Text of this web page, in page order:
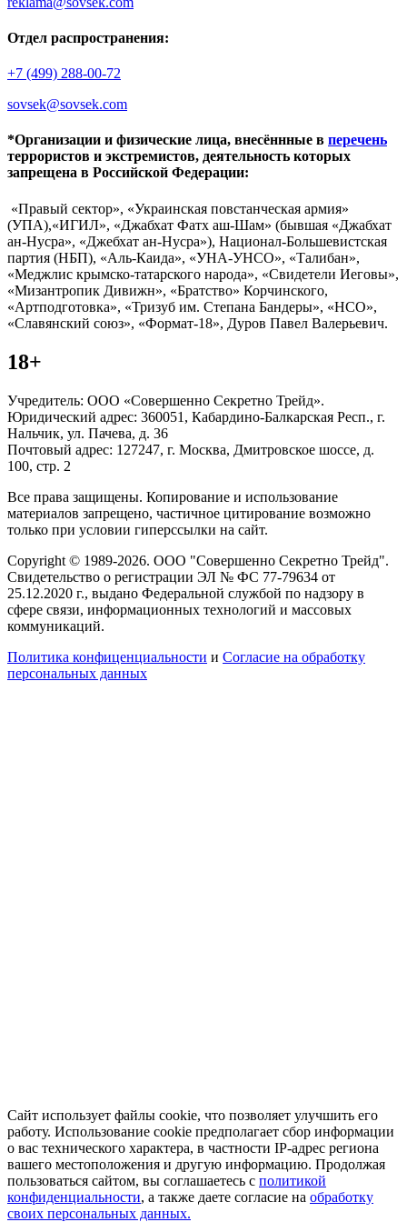
Отдел распространения:
+7 (499) 288-00-72
sovsek@sovsek.com
*Организации и физические лица, внесённные в перечень
террористов и экстремистов, деятельность которых
запрещена в Российской Федерации:
«Правый сектор», «Украинская повстанческая армия»
(УПА),«ИГИЛ», «Джабхат Фатх аш-Шам» (бывшая «Джабхат
ан-Нусра», «Джебхат ан-Нусра»), Национал-Большевистская
партия (НБП), «Аль-Каида», «УНА-УНСО», «Талибан»,
«Меджлис крымско-татарского народа», «Свидетели Иеговы»,
«Мизантропик Дивижн», «Братство» Корчинского,
«Артподготовка», «Тризуб им. Степана Бандеры», «НСО»,
«Славянский союз», «Формат-18», Дуров Павел Валерьевич.
18+
Учредитель: ООО «Совершенно Секретно Трейд».
Юридический адрес: 360051, Кабардино-Балкарская Респ., г.
Нальчик, ул. Пачева, д. 36
Почтовый адрес: 127247, г. Москва, Дмитровское шоссе, д.
100, стр. 2
Все права защищены. Копирование и использование
материалов запрещено, частичное цитирование возможно
только при условии гиперссылки на сайт.
Copyright © 1989-2026. ООО "Совершенно Секретно Трейд".
Свидетельство о регистрации ЭЛ № ФС 77-79634 от
25.12.2020 г., выдано Федеральной службой по надзору в
сфере связи, информационных технологий и массовых
коммуникаций.
Политика конфиценциальности и Согласие на обработку
персональных данных
Сайт использует файлы cookie, что позволяет улучшить его
работу. Использование cookie предполагает сбор информации
о вас технического характера, в частности IP-адрес региона
вашего местоположения и другую информацию. Продолжая
пользоваться сайтом, вы соглашаетесь с политикой
конфиденциальности, а также даете согласие на обработку
своих персональных данных.